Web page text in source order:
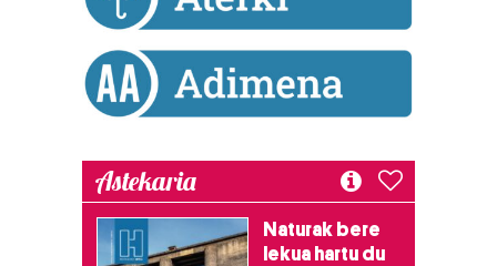
Astekaria
Naturak bere
lekua hartu du